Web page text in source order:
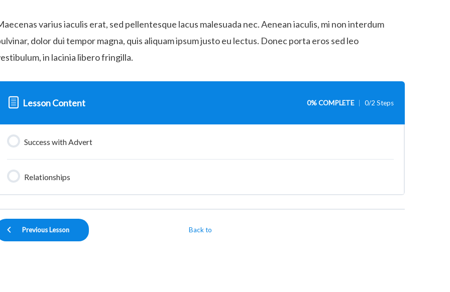
varius iaculis erat, sed pellentesque lacus malesuada nec. Aenean iaculis, mi non interdum
dolor dui tempor magna, quis aliquam ipsum justo eu lectus. Donec porta eros sed leo
in lacinia libero fringilla.
Lesson Content 0% COMPLETE 0/2 Steps
Success with Advert
Relationships
Previous Lesson Back to